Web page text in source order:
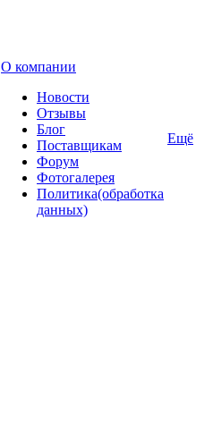
О компании
Новости
Отзывы
Блог
Поставщикам
Форум
Фотогалерея
Политика(обработка
данных)
Ещё